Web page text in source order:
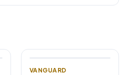
VANGUARD